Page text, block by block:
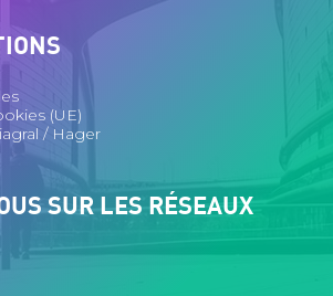
(UE)
/ Hager
SUR LES RÉSEAUX